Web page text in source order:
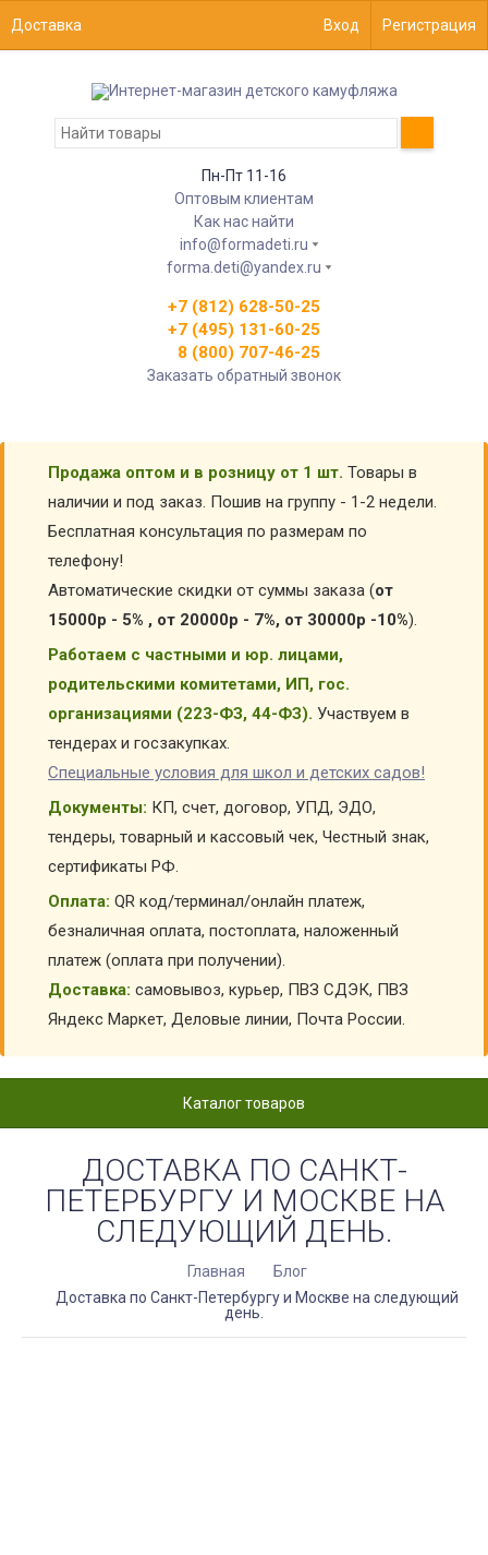
Доставка Вход Регистрация
Пн-Пт 11-16
Оптовым клиентам
Как нас найти
info@formadeti.ru
forma.deti@yandex.ru
+7 (812) 628-50-25
+7 (495) 131-60-25
8 (800) 707-46-25
Заказать обратный звонок
Продажа оптом и в розницу от 1 шт. Товары в
наличии и под заказ. Пошив на группу - 1-2 недели.
Бесплатная консультация по размерам по
телефону!
Автоматические скидки от суммы заказа (от
15000р - 5% , от 20000р - 7%, от 30000р -10%).
Работаем с частными и юр. лицами,
родительскими комитетами, ИП, гос.
организациями (223-ФЗ, 44-ФЗ). Участвуем в
тендерах и госзакупках.
Специальные условия для школ и детских садов!
Документы: КП, счет, договор, УПД, ЭДО,
тендеры, товарный и кассовый чек, Честный знак,
сертификаты РФ.
Оплата: QR код/терминал/онлайн платеж,
безналичная оплата, постоплата, наложенный
платеж (оплата при получении).
Доставка: самовывоз, курьер, ПВЗ СДЭК, ПВЗ
Яндекс Маркет, Деловые линии, Почта России.
Каталог товаров
ДОСТАВКА ПО САНКТ-
ПЕТЕРБУРГУ И МОСКВЕ НА
СЛЕДУЮЩИЙ ДЕНЬ.
Главная
Блог
Доставка по Санкт-Петербургу и Москве на следующий
день.